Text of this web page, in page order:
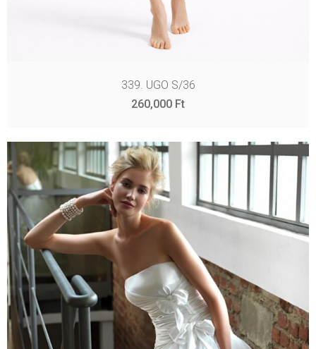
339. UGO S/36
260,000 Ft